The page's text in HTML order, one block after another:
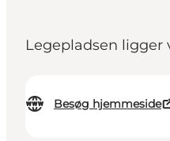
Legepladsen ligger
Besøg hjemmeside